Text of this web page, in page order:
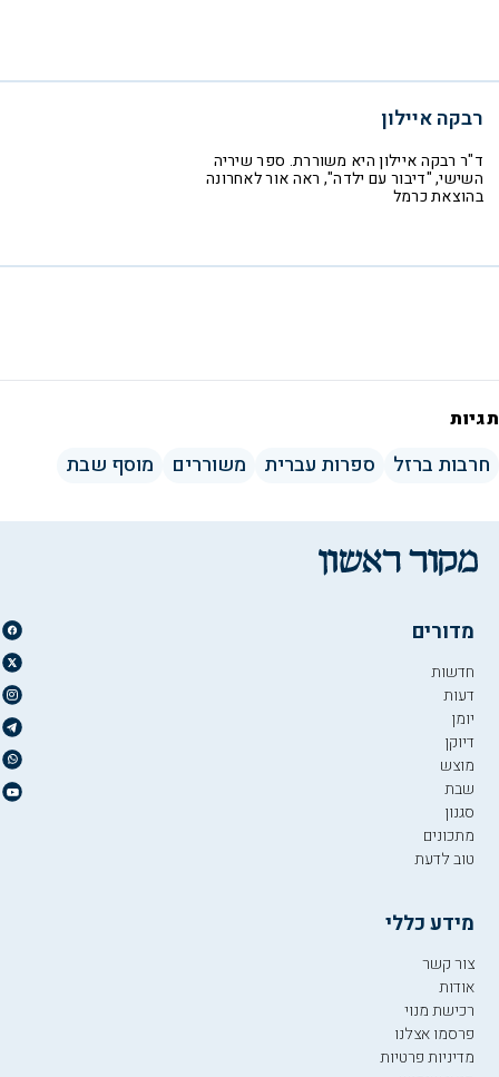
רבקה איילון
ד"ר רבקה איילון היא משוררת. ספר שיריה
השישי, "דיבור עם ילדה", ראה אור לאחרונה
בהוצאת כרמל
תגיות
חרבות ברזל ספרות עברית משוררים מוסף שבת
מדורים
חדשות
דעות
יומן
דיוקן
מוצש
שבת
סגנון
מתכונים
טוב לדעת
מידע כללי
צור קשר
אודות
רכישת מנוי
פרסמו אצלנו
מדיניות פרטיות